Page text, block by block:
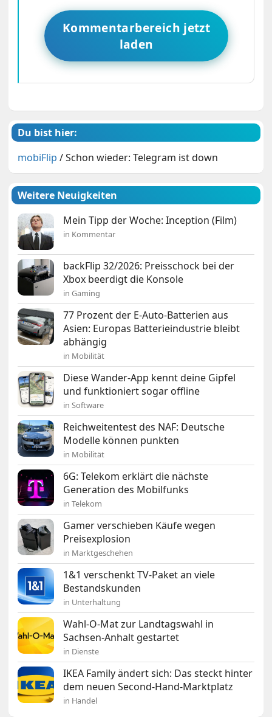
Kommentarbereich jetzt
laden
Du bist hier:
mobiFlip /Schon wieder: Telegram ist down
Weitere Neuigkeiten
Mein Tipp der Woche: Inception (Film)
in Kommentar
backFlip 32/2026: Preisschock bei der
Xbox beerdigt die Konsole
in Gaming
77 Prozent der E-Auto-Batterien aus
Asien: Europas Batterieindustrie bleibt
abhängig
in Mobilität
Diese Wander-App kennt deine Gipfel
und funktioniert sogar offline
in Software
Reichweitentest des NAF: Deutsche
Modelle können punkten
in Mobilität
6G: Telekom erklärt die nächste
Generation des Mobilfunks
in Telekom
Gamer verschieben Käufe wegen
Preisexplosion
in Marktgeschehen
1&1 verschenkt TV-Paket an viele
Bestandskunden
in Unterhaltung
Wahl-O-Mat zur Landtagswahl in
Sachsen-Anhalt gestartet
in Dienste
IKEA Family ändert sich: Das steckt hinter
dem neuen Second-Hand-Marktplatz
in Handel